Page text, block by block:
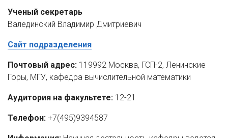
Ученый секретарь
Валединский Владимир Дмитриевич
Сайт подразделения
Почтовый адрес: 119992 Москва, ГСП-2, Ленинские
Горы, МГУ, кафедра вычислительной математики
Аудитория на факультете: 12-21
Телефон: +7(495)9394587